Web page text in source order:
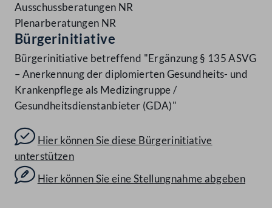
Ausschussberatungen NR
Plenarberatungen NR
Bürgerinitiative
Bürgerinitiative betreffend "Ergänzung § 135 ASVG
– Anerkennung der diplomierten Gesundheits- und
Krankenpflege als Medizingruppe /
Gesundheitsdienstanbieter (GDA)"
Hier können Sie diese Bürgerinitiative
unterstützen
Hier können Sie eine Stellungnahme abgeben